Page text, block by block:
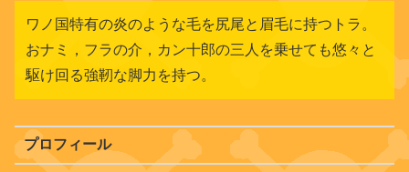
ワノ国特有の炎のような毛を尻尾と眉毛に持つトラ。
おナミ，フラの介，カン十郎の三人を乗せても悠々と
駆け回る強靭な脚力を持つ。
プロフィール